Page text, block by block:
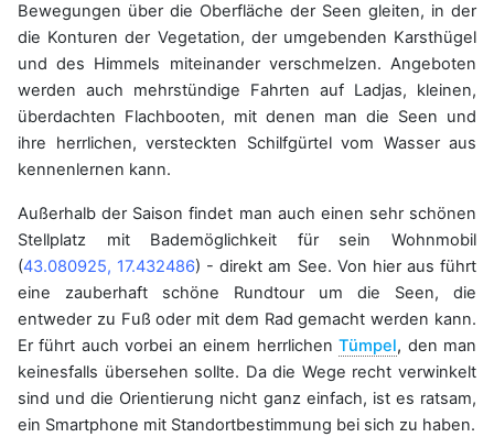
Bewegungen über die Oberfläche der Seen gleiten, in der
die Konturen der Vegetation, der umgebenden Karsthügel
und des Himmels miteinander verschmelzen. Angeboten
werden auch mehrstündige Fahrten auf Ladjas, kleinen,
überdachten Flachbooten, mit denen man die Seen und
ihre herrlichen, versteckten Schilfgürtel vom Wasser aus
kennenlernen kann.
Außerhalb der Saison findet man auch einen sehr schönen
Stellplatz mit Bademöglichkeit für sein Wohnmobil
(43.080925, 17.432486) - direkt am See. Von hier aus führt
eine zauberhaft schöne Rundtour um die Seen, die
entweder zu Fuß oder mit dem Rad gemacht werden kann.
Er führt auch vorbei an einem herrlichenTümpel, den man
keinesfalls übersehen sollte. Da die Wege recht verwinkelt
sind und die Orientierung nicht ganz einfach, ist es ratsam,
ein Smartphone mit Standortbestimmung bei sich zu haben.